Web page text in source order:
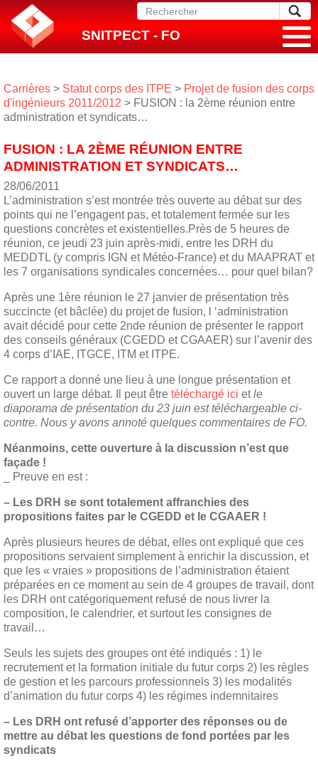
SNITPECT - FO
Carrières > Statut corps des ITPE > Projet de fusion des corps
d'ingénieurs 2011/2012 > FUSION : la 2ème réunion entre
administration et syndicats…
FUSION : LA 2ÈME RÉUNION ENTRE
ADMINISTRATION ET SYNDICATS…
28/06/2011
L’administration s’est montrée très ouverte au débat sur des
points qui ne l’engagent pas, et totalement fermée sur les
questions concrètes et existentielles.Près de 5 heures de
réunion, ce jeudi 23 juin après-midi, entre les DRH du
MEDDTL (y compris IGN et Météo-France) et du MAAPRAT et
les 7 organisations syndicales concernées… pour quel bilan?
Après une 1ère réunion le 27 janvier de présentation très
succincte (et bâclée) du projet de fusion, l ‘administration
avait décidé pour cette 2nde réunion de présenter le rapport
des conseils généraux (CGEDD et CGAAER) sur l’avenir des
4 corps d’IAE, ITGCE, ITM et ITPE.
Ce rapport a donné une lieu à une longue présentation et
ouvert un large débat. Il peut être téléchargé ici etle
diaporama de présentation du 23 juin est téléchargeable ci-
contre. Nous y avons annoté quelques commentaires de FO.
Néanmoins, cette ouverture à la discussion n’est que
façade !
_ Preuve en est :
– Les DRH se sont totalement affranchies des
propositions faites par le CGEDD et le CGAAER !
Après plusieurs heures de débat, elles ont expliqué que ces
propositions servaient simplement à enrichir la discussion, et
que les « vraies » propositions de l’administration étaient
préparées en ce moment au sein de 4 groupes de travail, dont
les DRH ont catégoriquement refusé de nous livrer la
composition, le calendrier, et surtout les consignes de
travail…
Seuls les sujets des groupes ont été indiqués : 1) le
recrutement et la formation initiale du futur corps 2) les règles
de gestion et les parcours professionnels 3) les modalités
d’animation du futur corps 4) les régimes indemnitaires
– Les DRH ont refusé d’apporter des réponses ou de
mettre au débat les questions de fond portées par les
syndicats